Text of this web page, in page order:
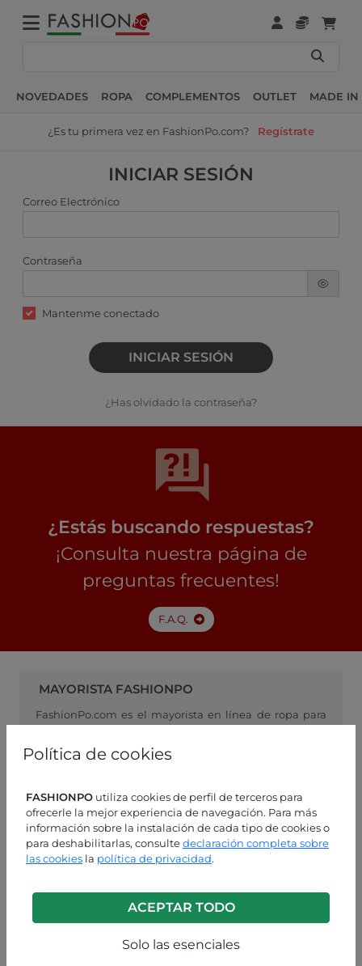
Política de cookies
FASHIONPO utiliza cookies de perfil de terceros para
ofrecerle la mejor experiencia de navegación. Para más
información sobre la instalación de cada tipo de cookies o
para deshabilitarlas, consultedeclaración completa sobre
las cookies la política de privacidad.
ACEPTAR TODO
Solo las esenciales
NOVEDADES ROPA COMPLEMENTOS OUTLET MADE IN
¿Es tu primera vez en FashionPo.com? Regístrate
INICIAR SESIÓN
Correo Electrónico
Contraseña
Mantenme conectado
INICIAR SESIÓN
¿Has olvidado la contraseña?
¿Estás buscando respuestas?
¡Consulta nuestra página de
preguntas frecuentes!
F.A.Q.
MAYORISTA FASHIONPO
FashionPo.com es el mayorista en línea de ropa para
vínculo ideal entre los fabricantes de ropa para
mujeres y los minoristas. Compre sus suministros de
manténgase al día con la última moda.
ASISTENCIA AL CLIENTE
LUN-VIE 9:00 - 13:00 / 14:00 - 18:00
+39 0574 729286
Contacta con nosotros en WhatsApp